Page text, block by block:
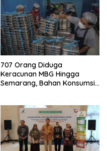
707 Orang Diduga
Keracunan MBG Hingga
Semarang, Bahan Konsumsi